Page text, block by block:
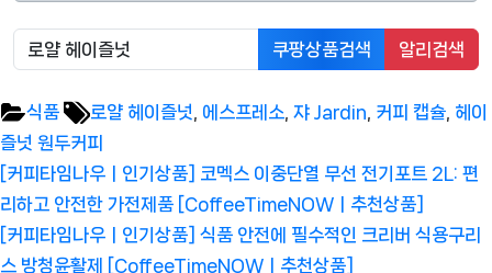
쿠팡상품검색 알리검색
식품 Tags:
로얄 헤이즐넛 에스프레소 쟈 Jardin 커피 캡슐 헤이
즐넛 원두커피
글
탐
색
Previous
Post:
[커피타임나우ㅣ인기상품] 코멕스 이중단열 무선 전기포트 2L: 편
리하고 안전한 가전제품 [CoffeeTimeNOWㅣ추천상품]
Next
Post:
[커피타임나우ㅣ인기상품] 식품 안전에 필수적인 크리버 식용구리
스 방청윤활제 [CoffeeTimeNOWㅣ추천상품]